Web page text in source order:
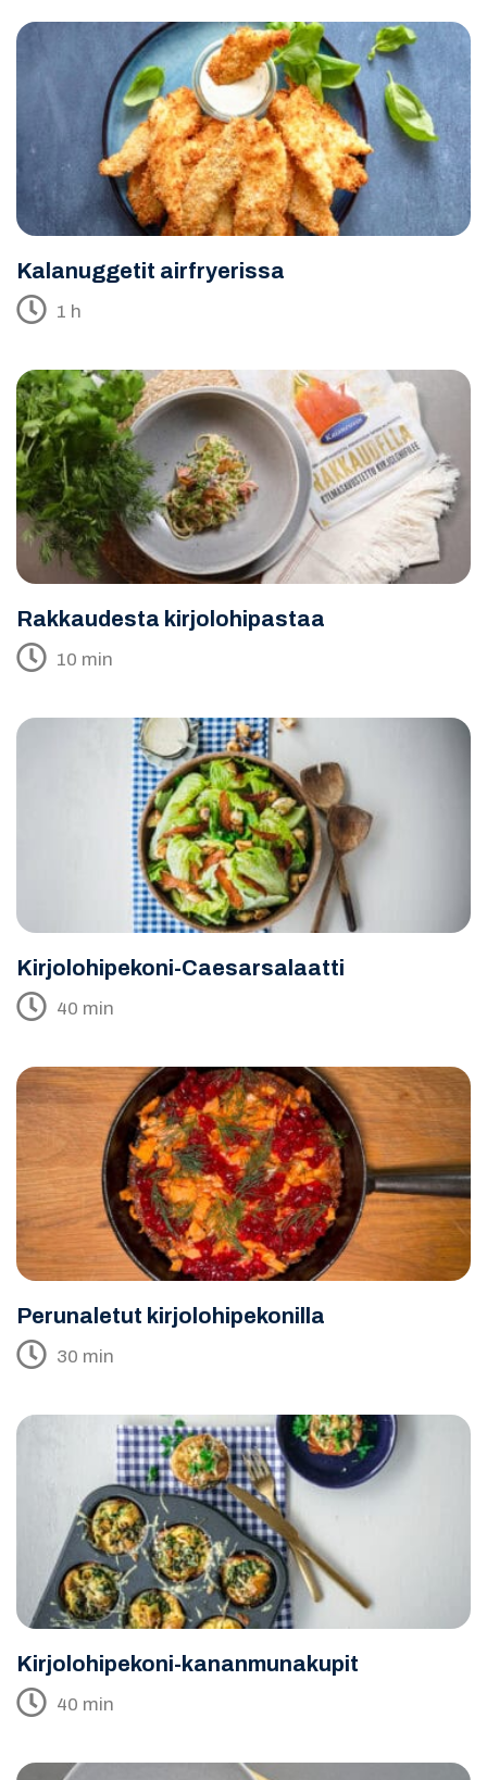
Kalanuggetit airfryerissa
1 h
Rakkaudesta kirjolohipastaa
10 min
Kirjolohipekoni-Caesarsalaatti
40 min
Perunaletut kirjolohipekonilla
30 min
Kirjolohipekoni-kananmunakupit
40 min